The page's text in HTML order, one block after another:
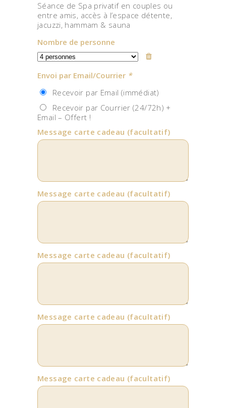
Séance de Spa privatif en couples ou
entre amis, accès à l’espace détente,
jacuzzi, hammam & sauna
Nombre de personne
Envoi par Email/Courrier *
Recevoir par Email (immédiat)
Recevoir par Courrier (24/72h) +
Email – Offert !
Message carte cadeau (facultatif)
Message carte cadeau (facultatif)
Message carte cadeau (facultatif)
Message carte cadeau (facultatif)
Message carte cadeau (facultatif)